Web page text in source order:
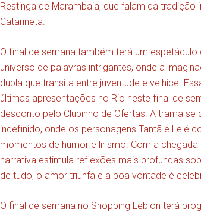
Restinga de Marambaia, que falam da
Catarineta.
O final de semana também terá um
universo de palavras intrigantes, onde a
dupla que transita entre juventude e velhice.
últimas apresentações no Rio neste final de
desconto pelo Clubinho de Ofertas. A trama
indefinido, onde os personagens Tantã e Lelé
momentos de humor e lirismo. Com a
narrativa estimula reflexões mais profundas
de tudo, o amor triunfa e a boa vontade é
O final de semana no Shopping Leblon terá